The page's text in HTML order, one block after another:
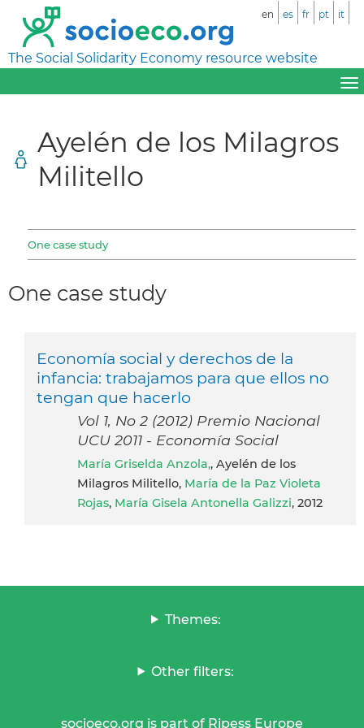
The Social Solidarity Economy resource website
en es fr pt it
Ayelén de los Milagros
Militello
One case study
One case study
Economía social y derechos de la
infancia: trabajamos para que ellos no
tengan que hacerlo
Vol 1, No 2 (2012) Premio Nacional
UCU 2011 - Economía Social
María Griselda Anzola,, Ayelén de los
Milagros Militello, María de la Paz Violeta
Rojas, María Gisela Antonella Galizzi, 2012
Themes:
Other filters:
socioeco.org is part of Ripess Europe